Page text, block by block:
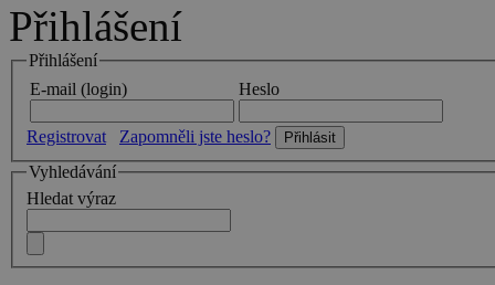
Přihlášení
Přihlášení
E-mail (login)
Heslo
Registrovat
Zapomněli jste heslo?
Vyhledávání
Hledat výraz